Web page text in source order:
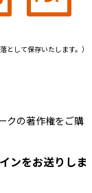
として保存いたします。）
の著作権をご購
ンをお送りしま